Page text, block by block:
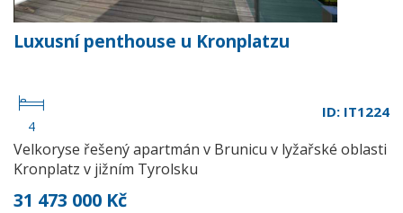
Luxusní penthouse u Kronplatzu
4
ID: IT1224
Velkoryse řešený apartmán v Brunicu v lyžařské oblasti
Kronplatz v jižním Tyrolsku
31 473 000 Kč